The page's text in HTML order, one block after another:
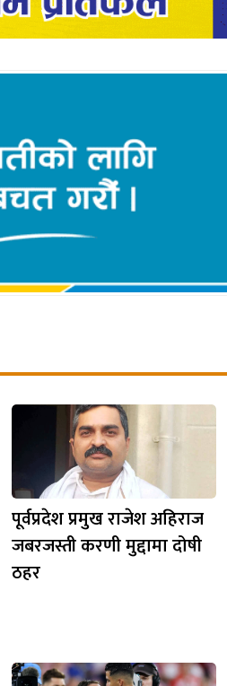
पूर्वप्रदेश प्रमुख राजेश अहिराज
जबरजस्ती करणी मुद्दामा दोषी
ठहर